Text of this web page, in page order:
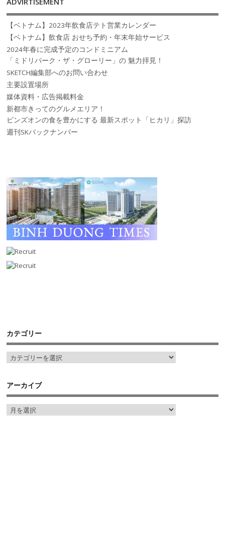
【ベトナム】2023年飲食店テト営業カレンダー
【ベトナム】飲食店 おせち予約・年末年始サービス
2024年春に完成予定のコンドミニアム
「ミドリパーク・ザ・グローリー」の 魅力拝見！
SKETCH編集部へのお問い合わせ
主要設置場所
媒体資料・広告掲載料金
新都市きってのグルメエリア！
ビンズオンの食を豊かにする 最新スポット「ヒカリ」探訪
週刊SKバックナンバー
カテゴリー
アーカイブ